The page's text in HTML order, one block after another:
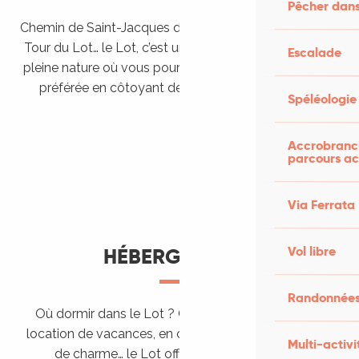
Pêcher
Escalade
Spéléologie
parcours
Via Ferrata
Vol libre
Multi-
Chemin de Saint-Jacques de Compostelle, Véloroutes,
Tour du Lot… le Lot, c’est une véritable destination de
pleine nature où vous pourrez pratiquer votre activité
préférée en côtoyant des paysages grandioses.
HÉBERGEMENTS
Où dormir dans le Lot ? Chez l’habitant, dans une
location de vacances, en camping, ou dans un hôtel
de charme… le Lot offre des hébergements